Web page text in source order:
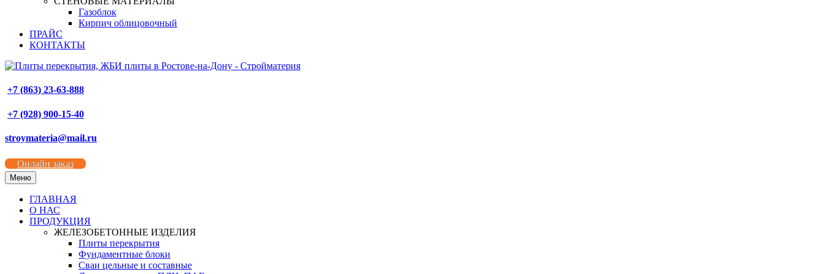
Газоблок
Кирпич облицовочный
ПРАЙС
КОНТАКТЫ
+7 (863) 23-63-888
+7 (928) 900-15-40
stroymateria@mail.ru
Онлайн заказ
Меню
ГЛАВНАЯ
О НАС
ПРОДУКЦИЯ
ЖЕЛЕЗОБЕТОННЫЕ ИЗДЕЛИЯ
Плиты перекрытия
Фундаментные блоки
Сваи цельные и составные